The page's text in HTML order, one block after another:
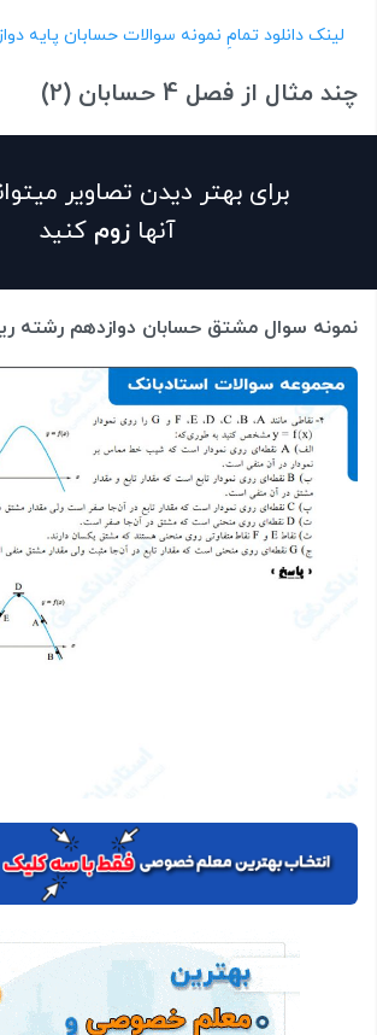
لینک دانلود تمامِ نمونه سوالات حسابان پایه
چند مثال از فصل 4 حسابان (2)
برای بهتر دیدن تصاویر
آنها زوم کنید
نمونه سوال مشتق حسابان دوازدهم رشته